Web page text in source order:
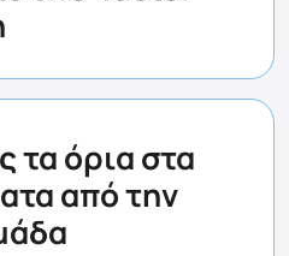
τα όρια στα
από την